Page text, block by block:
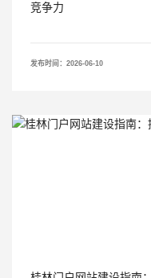
竞争力
发布时间：2026-06-10